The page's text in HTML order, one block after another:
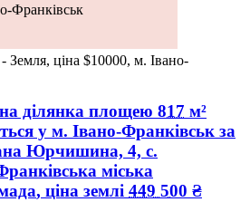
Франківськ
Земля, ціна $10000, м. Івано-
ділянка площею 817 м²
у м. Івано-Франківськ за
Юрчишина, 4, с.
міська
, ціна землі 449 500 ₴